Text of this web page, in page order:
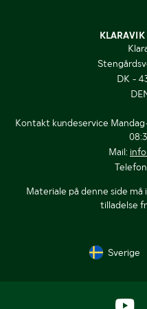
DK -
Kontakt kundeservice
Mail:
Materiale på denne side
tilladelse
Sverige